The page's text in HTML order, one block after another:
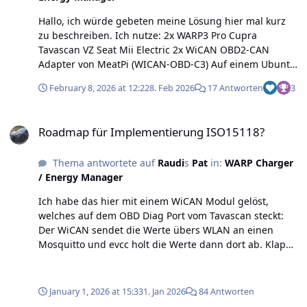
Hallo, ich würde gebeten meine Lösung hier mal kurz
zu beschreiben. Ich nutze: 2x WARP3 Pro Cupra
Tavascan VZ Seat Mii Electric 2x WiCAN OBD2-CAN
Adapter von MeatPi (WICAN-OBD-C3) Auf einem Ubuntu
Server läuft die aktuelle evcc Version und ein Mosquitto
Broker. Das WiCAN Modul hat die Firmware v4.12-102-
gibt es aktuell mit der Firmware und mit den
abgeschlossen ist... In evcc ist die Konfiguration dann
wie folgt, als Benutzerdefiniertes Gerät: title: Seat Mii
mii/soc range: source: mqtt topic: mii/range odometer:
source: mqtt topic: mii/odometer features: -
welcomecharge onIdentify: mode: pvUnd gleiches für
den Tavascan: title: Cupra Tavascan icon: car capacity:
source: mqtt topic: tavascan/odometer features: -
February 8, 2026 at 12:228. Feb 2026 17 Antworten 3
Roadmap für Implementierung ISO15118?
Thema antwortete auf Raudis Patin: WARP Charger
/ Energy Manager
Ich habe das hier mit einem WiCAN Modul gelöst,
welches auf dem OBD Diag Port vom Tavascan steckt:
Der WiCAN sendet die Werte übers WLAN an einen
Mosquitto und evcc holt die Werte dann dort ab. Klappt
gegangen, wenn das Teil gesteckt war und man den
January 1, 2026 at 15:331. Jan 2026 84 Antworten